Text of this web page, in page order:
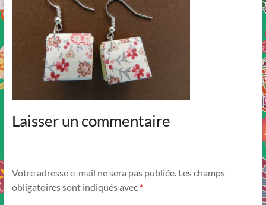
Laisser un commentaire
Votre adresse e-mail ne sera pas publiée. Les champs
obligatoires sont indiqués avec *